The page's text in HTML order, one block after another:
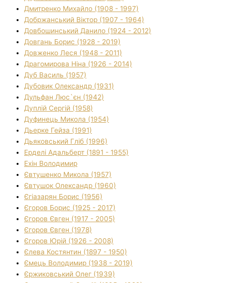
Дмитренко Михайло (1908 - 1997)
Добржанський Віктор (1907 - 1964)
Довбошинський Данило (1924 - 2012)
Довгань Борис (1928 - 2019)
Довженко Леся (1948 - 2011)
Драгомирова Ніна (1926 - 2014)
Дуб Василь (1957)
Дубовик Олександр (1931)
Дульфан Люс`єн (1942)
Дуплій Сергій (1958)
Дуфинець Микола (1954)
Дьерке Гейза (1991)
Дьяковський Гліб (1996)
Ерделі Адальберт (1891 - 1955)
Ехін Володимир
Євтушенко Микола (1957)
Євтушок Олександр (1960)
Єгіазарян Борис (1956)
Єгоров Борис (1925 - 2017)
Єгоров Євген (1917 - 2005)
Єгоров Євген (1978)
Єгоров Юрій (1926 - 2008)
Єлева Костянтин (1897 - 1950)
Ємець Володимир (1938 - 2019)
Єржиковський Олег (1939)